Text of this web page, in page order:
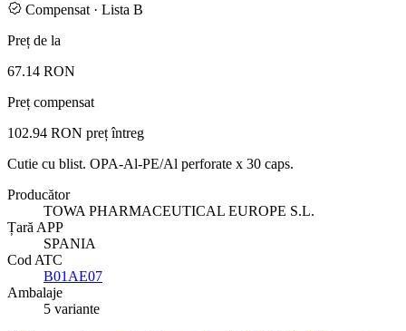
Compensat · Lista B
Preț de la
67.14 RON
Preț compensat
102.94 RON preț întreg
Cutie cu blist. OPA-Al-PE/Al perforate x 30 caps.
Producător
TOWA PHARMACEUTICAL EUROPE S.L.
Țară APP
SPANIA
Cod ATC
B01AE07
Ambalaje
5 variante